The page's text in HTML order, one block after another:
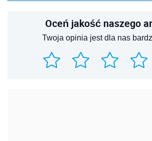
Oceń jakość naszego
Twoja opinia jest dla nas